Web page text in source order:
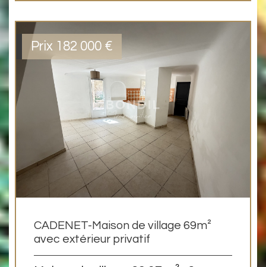
Prix 182 000 €
CADENET-Maison de village 69m²
avec extérieur privatif